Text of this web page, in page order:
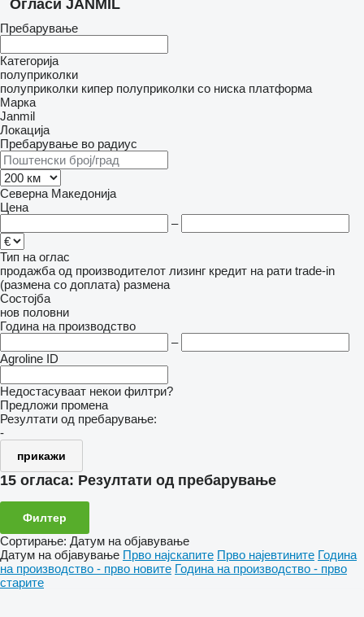
Огласи JANMIL
Пребарување
Категорија
полуприколки
полуприколки кипер полуприколки со ниска платформа
Марка
Janmil
Локација
Пребарување во радиус
Северна Македонија
Цена
–
Тип на оглас
продажба од производителот лизинг кредит на рати trade-in
(размена со доплата) размена
Состојба
нов половни
Година на производство
–
Agroline ID
Недостасуваат некои филтри?
Предложи промена
Резултати од пребарување:
-
прикажи
15 огласа: Резултати од пребарување
Филтер
Сортирање: Датум на објавување
Датум на објавување Прво најскапите Прво најевтините Година
на производство - прво новите Година на производство - прво
старите